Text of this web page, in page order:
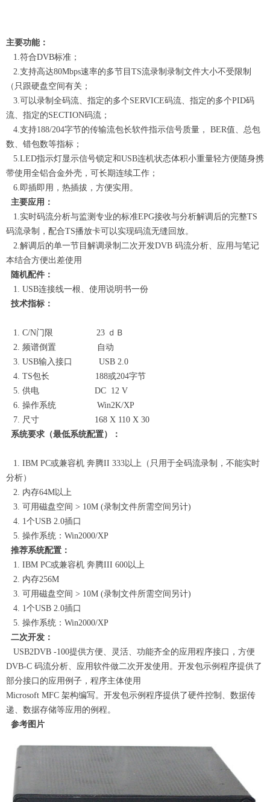
主要功能：
1.符合DVB标准；
2.支持高达80Mbps速率的多节目TS流录制录制文件大小不受限制
（只跟硬盘空间有关；
3.可以录制全码流、指定的多个SERVICE码流、指定的多个PID码
流、指定的SECTION码流；
4.支持188/204字节的传输流包长软件指示信号质量， BER值、总包
数、错包数等指标；
5.LED指示灯显示信号锁定和USB连机状态体积小重量轻方便随身携
带使用全铝合金外壳，可长期连续工作；
6.即插即用，热插拔，方便实用。
主要应用：
1.实时码流分析与监测专业的标准EPG接收与分析解调后的完整TS
码流录制，配合TS播放卡可以实现码流无缝回放。
2.解调后的单一节目解调录制二次开发DVB 码流分析、应用与笔记
本结合方便出差使用
随机配件：
1. USB连接线一根、使用说明书一份
技术指标：
1. C/N门限 23 ｄＢ
2. 频谱倒置 自动
3. USB输入接口 USB 2.0
4. TS包长 188或204字节
5. 供电 DC 12 V
6. 操作系统 Win2K/XP
7. 尺寸 168 X 110 X 30
系统要求（最低系统配置）：
1. IBM PC或兼容机 奔腾II 333以上（只用于全码流录制，不能实时
分析）
2. 内存64M以上
3. 可用磁盘空间 > 10M (录制文件所需空间另计)
4. 1个USB 2.0插口
5. 操作系统：Win2000/XP
推荐系统配置：
1. IBM PC或兼容机 奔腾III 600以上
2. 内存256M
3. 可用磁盘空间 > 10M (录制文件所需空间另计)
4. 1个USB 2.0插口
5. 操作系统：Win2000/XP
二次开发：
USB2DVB -100提供方便、灵活、功能齐全的应用程序接口，方便
DVB-C 码流分析、应用软件做二次开发使用。开发包示例程序提供了
部分接口的应用例子，程序主体使用
Microsoft MFC 架构编写。开发包示例程序提供了硬件控制、数据传
递、数据存储等应用的例程。
参考图片